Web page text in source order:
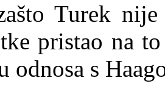
Turek
pristao na
odnosa s